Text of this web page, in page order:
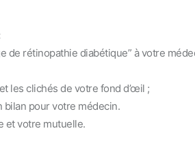
rétinopathie diabétique” à votre
clichés de votre fond d’œil ;
pour votre médecin.
et votre mutuelle.